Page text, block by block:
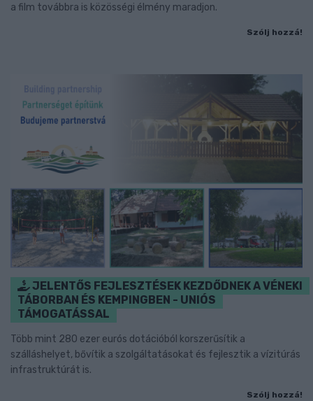
a film továbbra is közösségi élmény maradjon.
Szólj hozzá!
JELENTŐS FEJLESZTÉSEK KEZDŐDNEK A VÉNEKI
TÁBORBAN ÉS KEMPINGBEN - UNIÓS
TÁMOGATÁSSAL
Több mint 280 ezer eurós dotációból korszerűsítik a
szálláshelyet, bővítik a szolgáltatásokat és fejlesztik a vízitúrás
infrastruktúrát is.
Szólj hozzá!